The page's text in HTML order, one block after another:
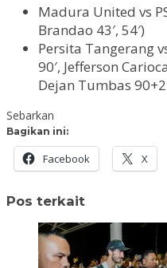
Madura United vs
Brandao 43′, 54′)
Persita Tangerang
90′, Jefferson
Dejan Tumbas
Sebarkan
Bagikan ini:
Facebook X
Pos terkait